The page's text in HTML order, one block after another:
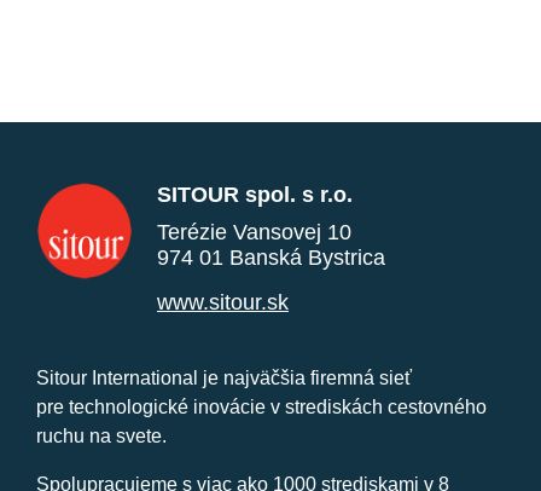
SITOUR spol. s r.o.
Terézie Vansovej 10
974 01 Banská Bystrica
www.sitour.sk
Sitour International je najväčšia firemná sieť
pre technologické inovácie v strediskách cestovného
ruchu na svete.
Spolupracujeme s viac ako 1000 strediskami v 8